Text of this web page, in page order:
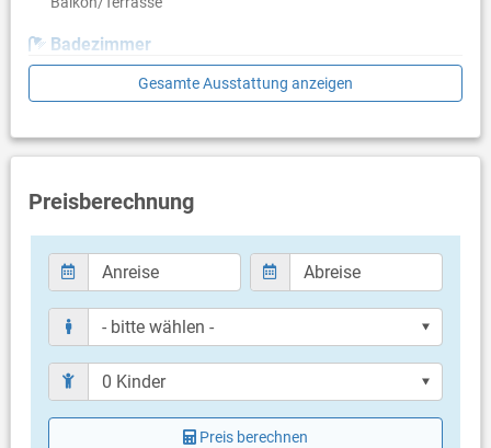
Badezimmer
Bad mit WC, Dusche
Balkon & Terrasse
Terrassengröße: 20 m²
Weitere Informationen
Grill vorhanden
Privater Parkplatz auf dem Grundstück
Heizung
Klimaanlage im Preis inklusive
Bettwäsche vorhanden
Handtücher vorhanden
Internet per WLAN
Gesamte Ausstattung anzeigen
Preisberechnung
Preis berechnen